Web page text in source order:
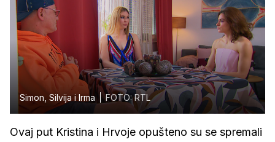
Simon, Silvija i Irma FOTO: RTL
Ovaj put Kristina i Hrvoje opušteno su se spremali